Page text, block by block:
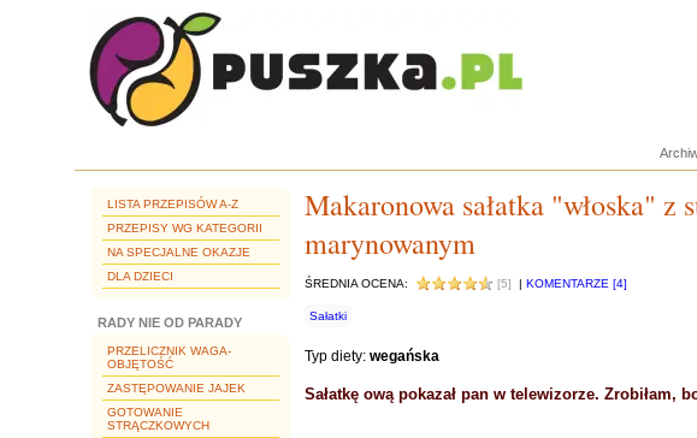
LISTA PRZEPISÓW A-Z
PRZEPISY WG KATEGORII
NA SPECJALNE OKAZJE
DLA DZIECI
RADY NIE OD PARADY
PRZELICZNIK WAGA-
OBJĘTOŚĆ
ZASTĘPOWANIE JAJEK
GOTOWANIE
STRĄCZKOWYCH
Makaronowa sałatka "włoska"
marynowanym
ŚREDNIA OCENA: [5] | KOMENTARZE [4]
Sałatki
Typ diety: wegańska
Sałatkę ową pokazał pan w telewizorze. Zrobiłam,